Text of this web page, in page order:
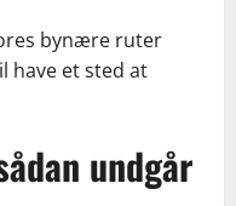
bynære ruter
have et sted at
undgår